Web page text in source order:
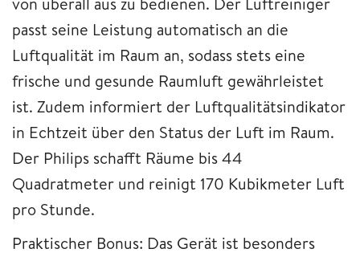
passt seine Leistung automatisch an die
Luftqualität im Raum an, sodass stets eine
frische und gesunde Raumluft gewährleistet
ist. Zudem informiert der Luftqualitätsindikator
in Echtzeit über den Status der Luft im Raum.
Der Philips schafft Räume bis 44
Quadratmeter und reinigt 170 Kubikmeter Luft
pro Stunde.
Praktischer Bonus: Das Gerät ist besonders